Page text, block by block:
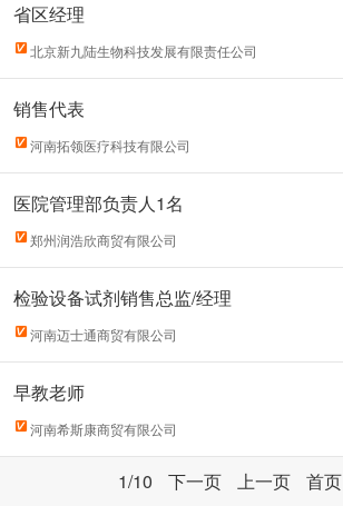
省区经理
北京新九陆生物科技发展有限责任公司
销售代表
河南拓领医疗科技有限公司
医院管理部负责人1名
郑州润浩欣商贸有限公司
检验设备试剂销售总监/经理
河南迈士通商贸有限公司
早教老师
河南希斯康商贸有限公司
1/10 下一页 上一页 首页